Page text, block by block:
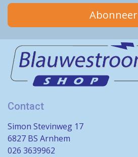
Abonneer
Contact
Simon Stevinweg 17
6827 BS Arnhem
026 3639962